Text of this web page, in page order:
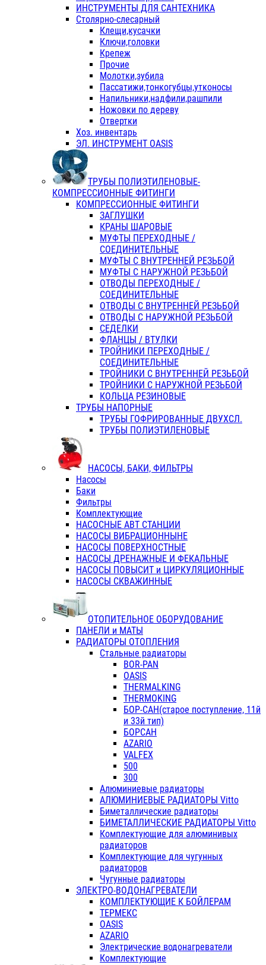
ИНСТРУМЕНТЫ ДЛЯ САНТЕХНИКА
Столярно-слесарный
Клещи,кусачки
Ключи,головки
Крепеж
Прочие
Молотки,зубила
Пассатижи,тонкогубцы,утконосы
Напильники,надфили,рашпили
Ножовки по дереву
Отвертки
Хоз. инвентарь
ЭЛ. ИНСТРУМЕНТ OASIS
ТРУБЫ ПОЛИЭТИЛЕНОВЫЕ-
КОМПРЕССИОННЫЕ ФИТИНГИ
КОМПРЕССИОННЫЕ ФИТИНГИ
ЗАГЛУШКИ
КРАНЫ ШАРОВЫЕ
МУФТЫ ПЕРЕХОДНЫЕ /
СОЕДИНИТЕЛЬНЫЕ
МУФТЫ С ВНУТРЕННЕЙ РЕЗЬБОЙ
МУФТЫ С НАРУЖНОЙ РЕЗЬБОЙ
ОТВОДЫ ПЕРЕХОДНЫЕ /
СОЕДИНИТЕЛЬНЫЕ
ОТВОДЫ С ВНУТРЕННЕЙ РЕЗЬБОЙ
ОТВОДЫ С НАРУЖНОЙ РЕЗЬБОЙ
СЕДЕЛКИ
ФЛАНЦЫ / ВТУЛКИ
ТРОЙНИКИ ПЕРЕХОДНЫЕ /
СОЕДИНИТЕЛЬНЫЕ
ТРОЙНИКИ С ВНУТРЕННЕЙ РЕЗЬБОЙ
ТРОЙНИКИ С НАРУЖНОЙ РЕЗЬБОЙ
КОЛЬЦА РЕЗИНОВЫЕ
ТРУБЫ НАПОРНЫЕ
ТРУБЫ ГОФРИРОВАННЫЕ ДВУХСЛ.
ТРУБЫ ПОЛИЭТИЛЕНОВЫЕ
НАСОСЫ, БАКИ, ФИЛЬТРЫ
Насосы
Баки
Фильтры
Комплектующие
НАСОСНЫЕ АВТ СТАНЦИИ
НАСОСЫ ВИБРАЦИОННЫНЕ
НАСОСЫ ПОВЕРХНОСТНЫЕ
НАСОСЫ ДРЕНАЖНЫЕ И ФЕКАЛЬНЫЕ
НАСОСЫ ПОВЫСИТ и ЦИРКУЛЯЦИОННЫЕ
НАСОСЫ СКВАЖИННЫЕ
ОТОПИТЕЛЬНОЕ ОБОРУДОВАНИЕ
ПАНЕЛИ и МАТЫ
РАДИАТОРЫ ОТОПЛЕНИЯ
Стальные радиаторы
BOR-PAN
OASIS
THERMALKING
THERMOKING
БОР-САН(старое поступление, 11й
и 33й тип)
БОРСАН
AZARIO
VALFEX
500
300
Алюминиевые радиаторы
АЛЮМИНИЕВЫЕ РАДИАТОРЫ Vitto
Биметаллические радиаторы
БИМЕТАЛЛИЧЕСКИЕ РАДИАТОРЫ Vitto
Комплектующие для алюминивых
радиаторов
Комплектующие для чугунных
радиаторов
Чугунные радиаторы
ЭЛЕКТРО-ВОДОНАГРЕВАТЕЛИ
КОМПЛЕКТУЮЩИЕ К БОЙЛЕРАМ
ТЕРМЕКС
OASIS
AZARIO
Электрические водонагреватели
Комплектующие